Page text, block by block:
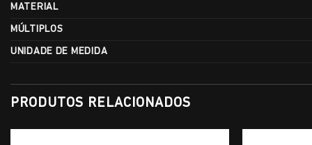
MATERIAL
MÚLTIPLOS
UNIDADE DE MEDIDA
PRODUTOS RELACIONADOS